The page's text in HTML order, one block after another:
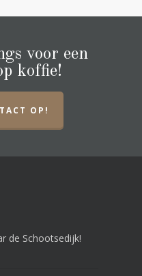
voor een
koffie!
OP!
de Schootsedijk!